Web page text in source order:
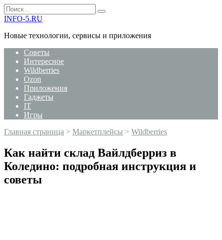
Перейти
к
Search
for:
INFO-5.RU
Новые технологии, сервисы и приложения
Советы
Интересное
Wildberries
Ozon
Приложения
Гаджеты
IT
Игры
Главная страница > Маркетплейсы > Wildberries
Как найти склад Вайлдберриз в
Коледино: подробная инструкция и
советы